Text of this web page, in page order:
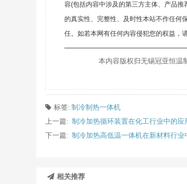
容(包括内容中涉及的第三方主体、产品
的真实性、完整性、及时性本站不作任何
任。如若本网有任何内容侵犯您的权益，
本内容版权归无锡冠亚恒温
标签: 制冷制热一体机
上一篇: 制冷加热循环装置在化工行业中的应
下一篇: 制冷加热高低温一体机在新材料行业
相关推荐